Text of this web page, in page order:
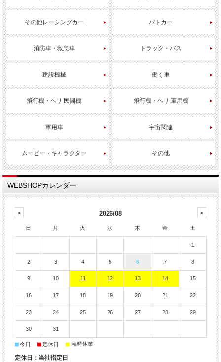
その他レーシングカー パトカー
消防車・救急車 トラック・バス
建設機械 働く車
飛行機・ヘリ 民間機 飛行機・ヘリ 軍用機
軍用車 宇宙関連
ムービー・キャラクター その他
WEBSHOPカレンダー
2026/08
日 月 火 水 木 金 土
1
2 3 4 5 6 7 8
9 10 11 12 13 14 15
16 17 18 19 20 21 22
23 24 25 26 27 28 29
30 31
■今日 ■ 定休日 ■ 臨時休業
定休日：当社指定日